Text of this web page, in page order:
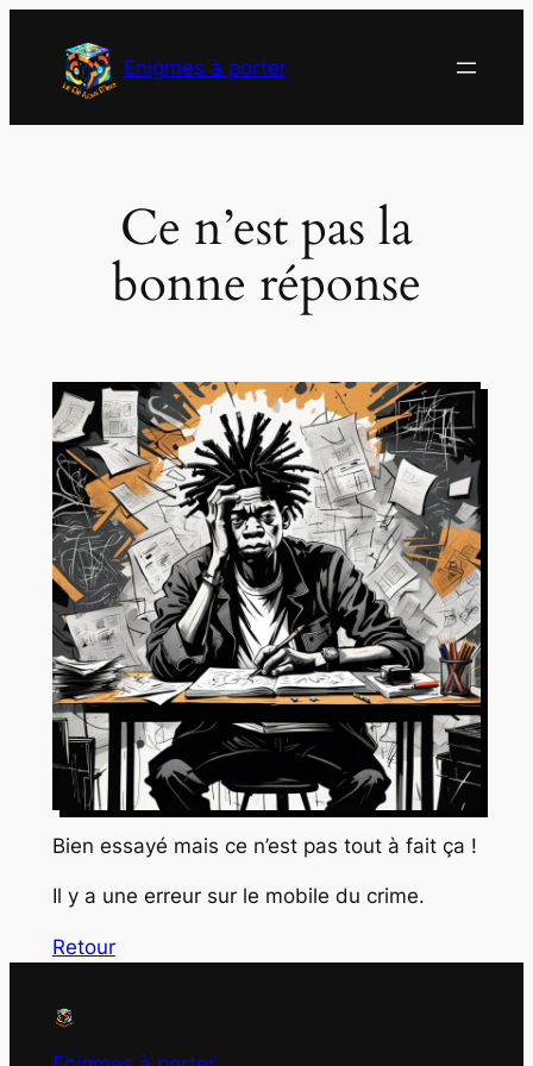
contenu
Enigmes à porter
Ce n’est pas la
bonne réponse
Bien essayé mais ce n’est pas tout à fait ça !
Il y a une erreur sur le mobile du crime.
Retour